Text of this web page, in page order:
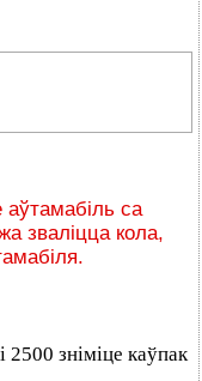
са
зваліцца кола,
2500 зніміце каўпак